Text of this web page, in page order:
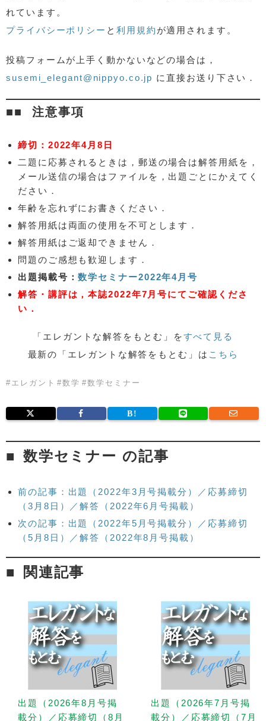
れています。
プライバシーポリシー と 利用規約 が適用されます。
投稿フォームが上手く動かないなどの場合は，
susemi_elegant@nippyo.co.jp に直接お送り下さい．
注意事項
締切：2022年4月8日
二題に応募されるときは，郵送の場合は解答用紙を，
メール送信の場合はファイルを，出題ごとにかえてく
ださい．
年齢を忘れずにお書きください．
解答用紙は両面の使用を不可とします．
解答用紙はご返却できません．
問題のご感想も歓迎します．
出題掲載号：数学セミナー2022年4月号
解答・講評は，本誌2022年7月号にてご確認くださ
い．
「エレガントな解答をもとむ」をすべて見る
最新の「エレガントな解答をもとむ」は こちら
# エレガント #数学 #数学セミナー
数学セミナー の記事
前の記事：出題（2022年3月号掲載分）／応募締切
（3月8日）／解答（2022年6月号掲載）
次の記事：出題（2022年5月号掲載分）／応募締切
（5月8日）／解答（2022年8月号掲載）
関連記事
出題（2026年8月号掲
載分）／応募締切（8月
出題（2026年7月号掲
載分）／応募締切（7月